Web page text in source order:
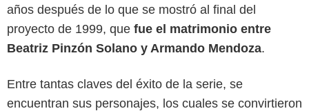
años después de lo que se mostró al final del
proyecto de 1999, que fue el matrimonio entre
Beatriz Pinzón Solano y Armando Mendoza.
Entre tantas claves del éxito de la serie, se
encuentran sus personajes, los cuales se convirtieron